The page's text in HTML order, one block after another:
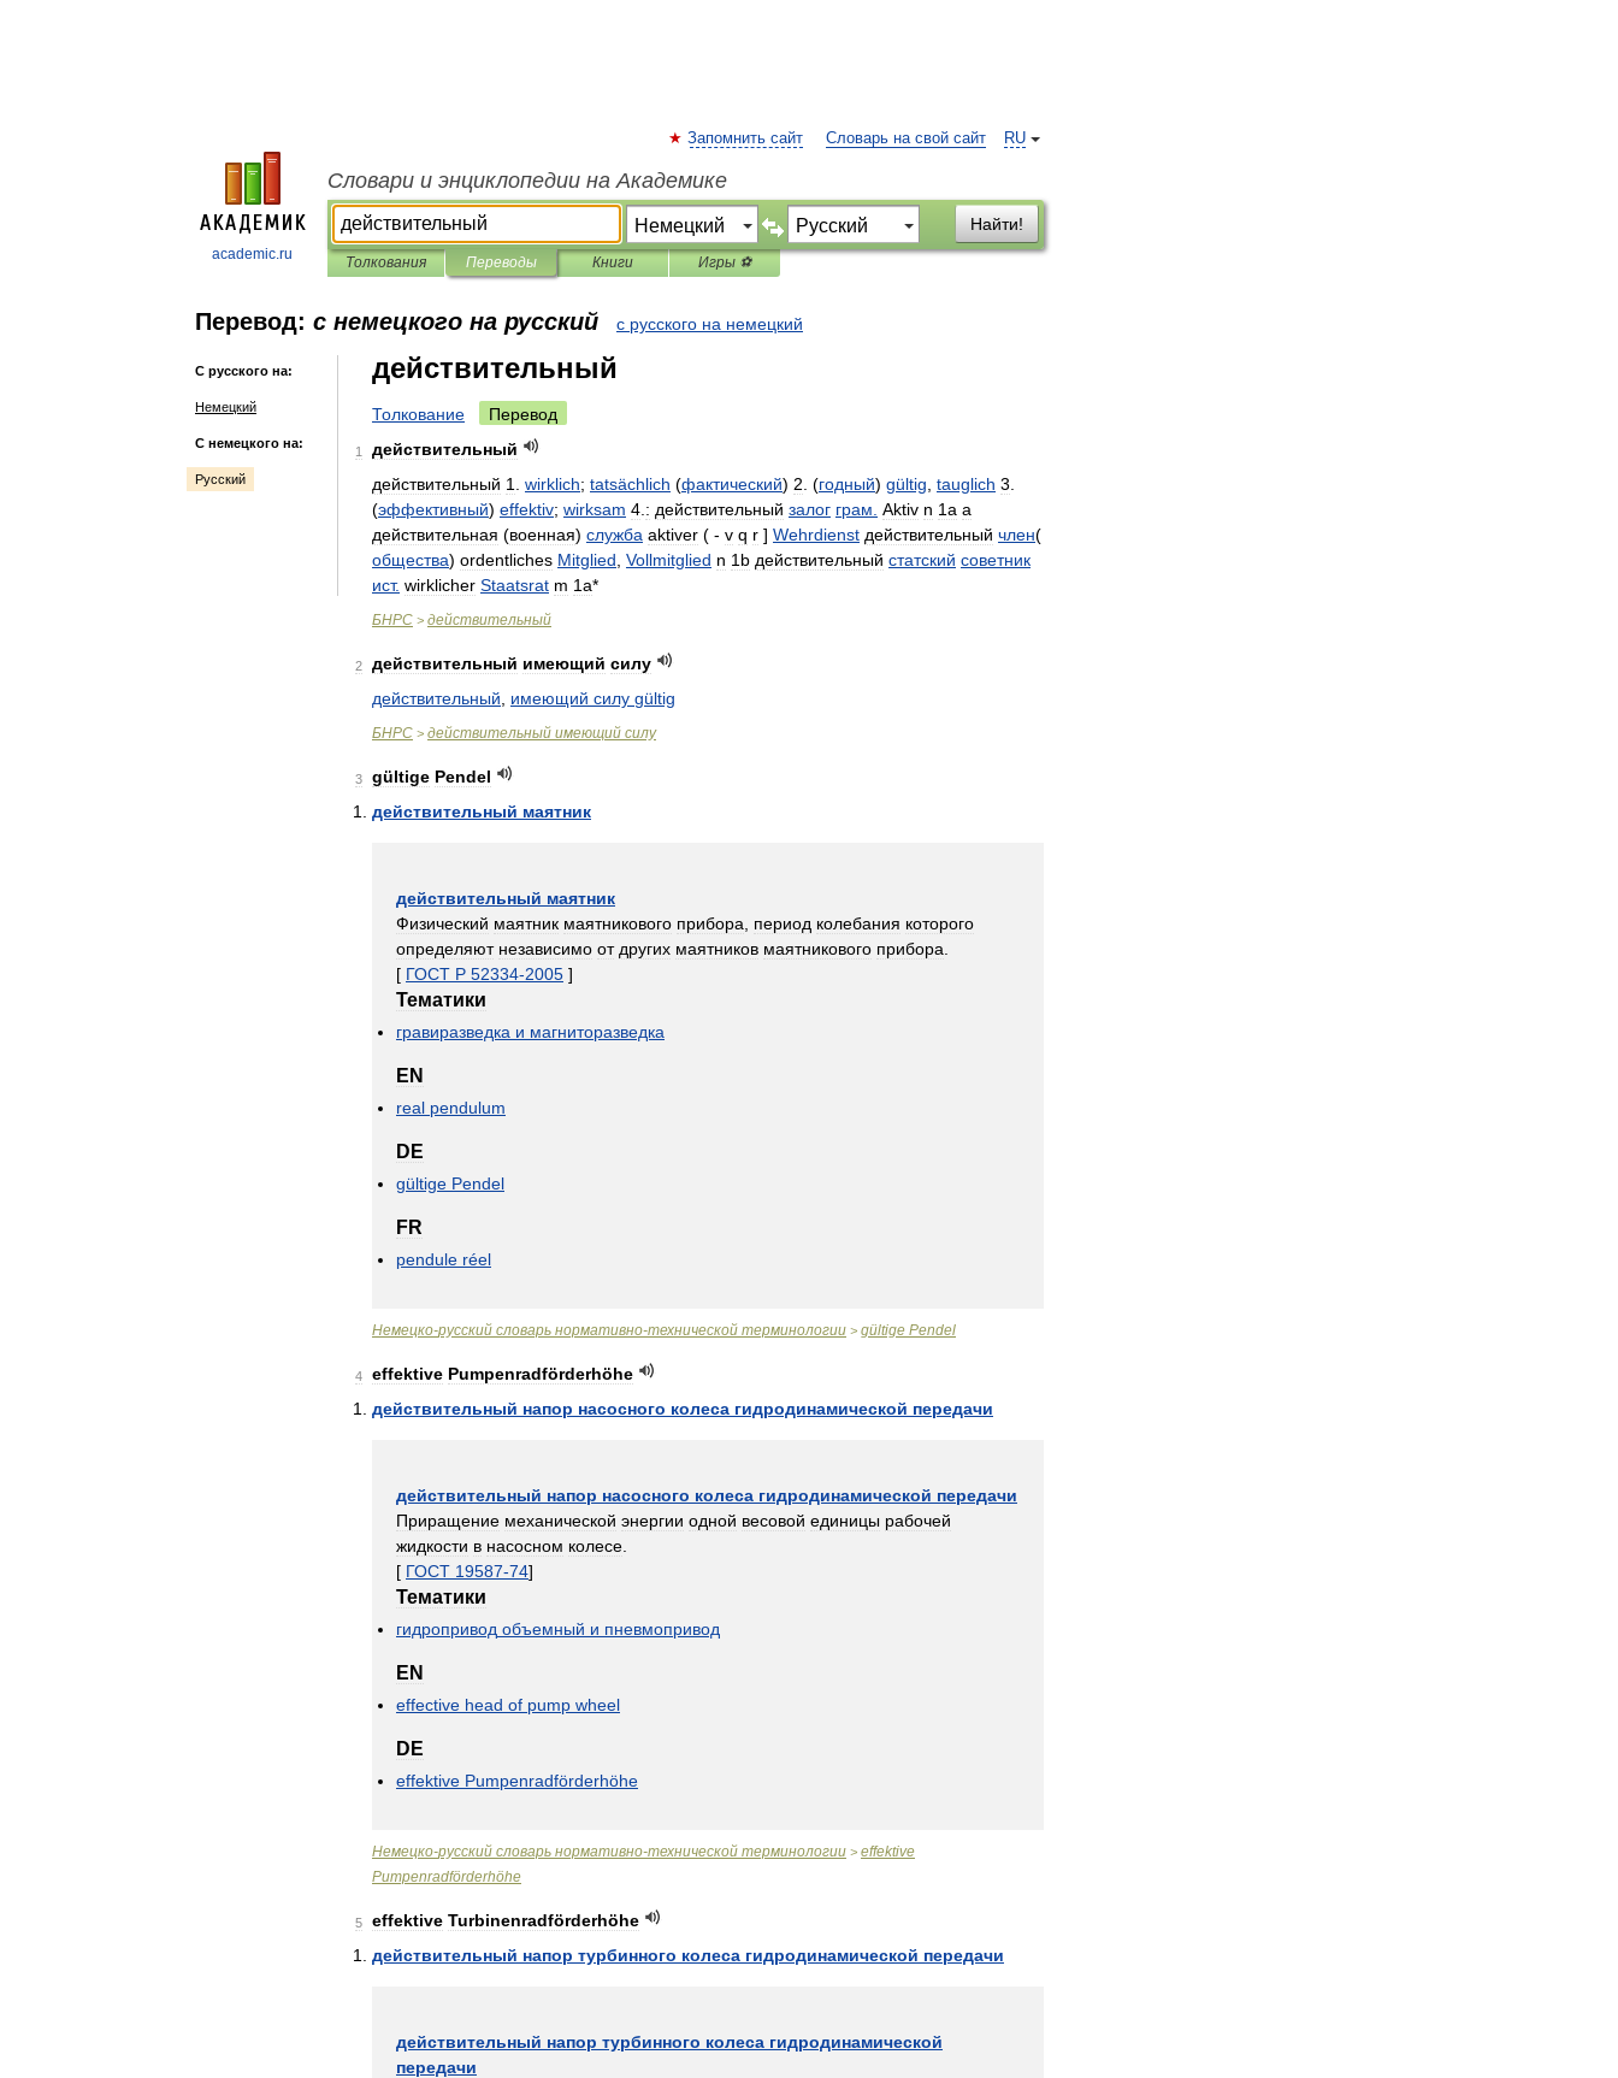
academic.ru
RU
Запомнить сайт Словарь на свой сайт
Словари и энциклопедии на Академике
Найти!
Толкования Переводы Книги Игры ⚽
Перевод: с немецкого на русский с русского на немецкий
С русского на:
Немецкий
С немецкого на:
Русский
действительный
Толкование Перевод
1
действительный
действительный 1 wirklich; tatsächlich (фактический) 2 . (годный) gültig tauglich 3
(эффективный) effektiv; wirksam 4 : действительный залог грам Aktiv n 1a а
действительная (военная) служба aktiver ( - v q r ] Wehrdienst действительный член(
общества) ordentliches Mitglied Vollmitglied n 1b действительный статский советник
ист. wirklicher Staatsrat m 1a*
БНРС > действительный
2 действительный имеющий силу
действительный
имеющий силу gültig
БНРС > действительный имеющий силу
3 gültige Pendel
действительный маятник
действительный маятник
Физический маятник маятникового прибора период колебания которого
определяют независимо от других маятников маятникового прибора
[ ГОСТ Р 52334-2005 ]
Тематики
гравиразведка и магниторазведка
EN
real pendulum
DE
gültige Pendel
FR
pendule réel
Немецко-русский словарь нормативно-технической терминологии > gültige Pendel
4 effektive Pumpenradförderhöhe
действительный напор насосного колеса гидродинамической передачи
действительный напор насосного колеса гидродинамической передачи
Приращение механической энергии одной весовой единицы рабочей
жидкости в насосном колесе
[ ГОСТ 19587-74]
Тематики
гидропривод объемный и пневмопривод
EN
effective head of pump wheel
DE
effektive Pumpenradförderhöhe
Немецко-русский словарь нормативно-технической терминологии > effektive
Pumpenradförderhöhe
5 effektive Turbinenradförderhöhe
действительный напор турбинного колеса гидродинамической передачи
действительный напор турбинного колеса гидродинамической
передачи